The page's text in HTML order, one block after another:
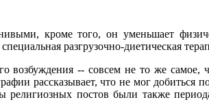
кроме того, он уменьшает
разгрузочно-диетическая
возбуждения -- совсем не то же
рассказывает, что не мог добиться
постов были также